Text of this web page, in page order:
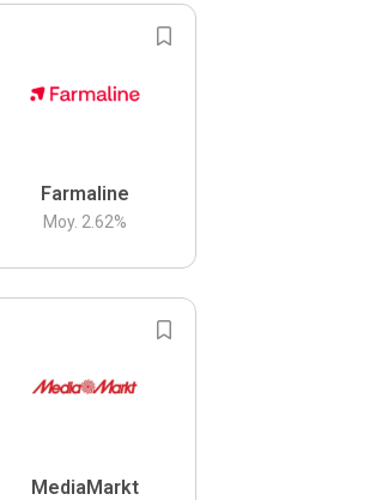
Farmaline
Moy. 2.62%
MediaMarkt